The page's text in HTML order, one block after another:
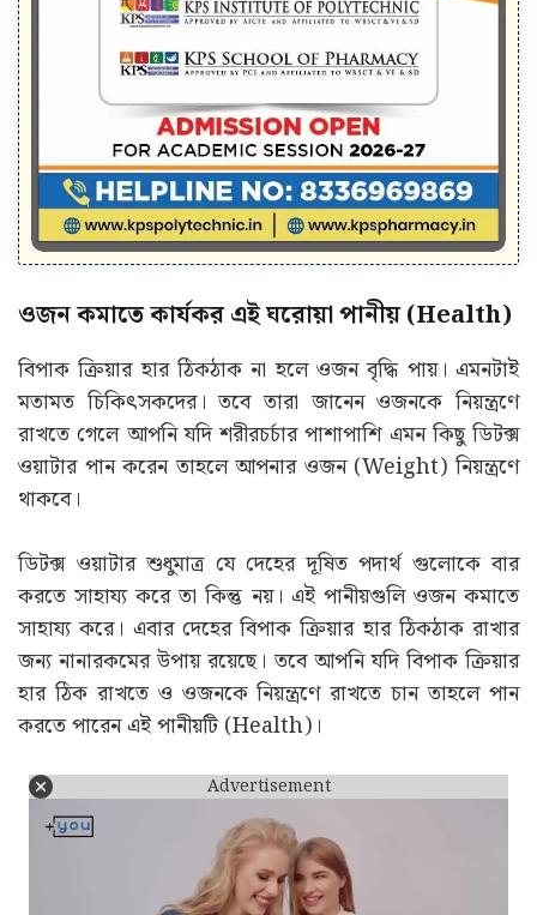
ওজন কমাতে কার্যকর এই ঘরোয়া পানীয় (Health)
বিপাক ক্রিয়ার হার ঠিকঠাক না হলে ওজন বৃদ্ধি পায়। এমনটাই
মতামত চিকিৎসকদের। তবে তারা জানেন ওজনকে নিয়ন্ত্রণে
রাখতে গেলে আপনি যদি শরীরচর্চার পাশাপাশি এমন কিছু ডিটক্স
ওয়াটার পান করেন তাহলে আপনার ওজন (Weight) নিয়ন্ত্রণে
থাকবে।
ডিটক্স ওয়াটার শুধুমাত্র যে দেহের দূষিত পদার্থ গুলোকে বার
করতে সাহায্য করে তা কিন্তু নয়। এই পানীয়গুলি ওজন কমাতে
সাহায্য করে। এবার দেহের বিপাক ক্রিয়ার হার ঠিকঠাক রাখার
জন্য নানারকমের উপায় রয়েছে। তবে আপনি যদি বিপাক ক্রিয়ার
হার ঠিক রাখতে ও ওজনকে নিয়ন্ত্রণে রাখতে চান তাহলে পান
করতে পারেন এই পানীয়টি (Health)।
Advertisement